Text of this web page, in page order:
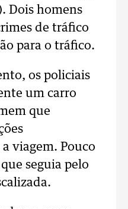
Dois homens
de tráfico
para o tráfico.
os policiais
um carro
que
viagem. Pouco
seguia pelo